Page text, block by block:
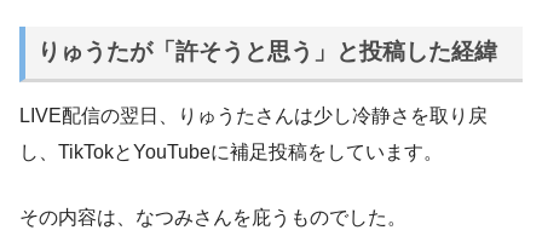
りゅうたが「許そうと思う」と投稿した経緯
LIVE配信の翌日、りゅうたさんは少し冷静さを取り戻
し、TikTokとYouTubeに補足投稿をしています。
その内容は、なつみさんを庇うものでした。